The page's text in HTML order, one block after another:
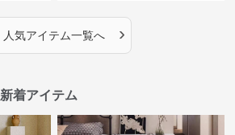
人気アイテム一覧へ ›
着アイテム